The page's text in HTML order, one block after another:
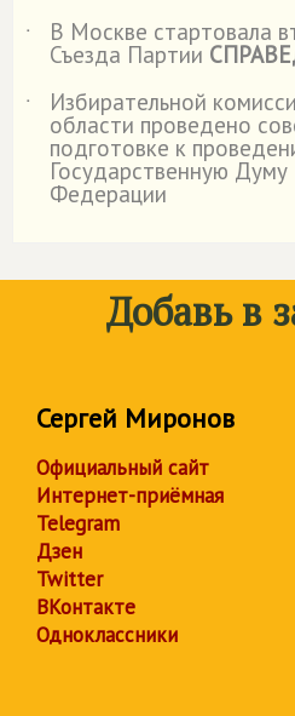
˙
В Москве стартовала
Съезда Партии
˙
Избирательной
области проведено
подготовке к
Государственную Думу
Федерации
Добавь в
Сергей Миронов
Официальный сайт
Интернет-приёмная
Telegram
Дзен
Twitter
ВКонтакте
Одноклассники